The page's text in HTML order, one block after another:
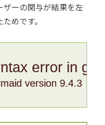
ーの関与が結果を左
めです。
error in
version 9.4.3